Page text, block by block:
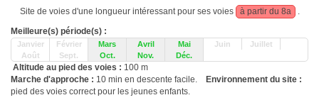
Site de voies d'une longueur intéressant pour ses voies à partir du 8a
.
Meilleure(s) période(s) :
Janvier Février Mars Avril Mai Juin
Juillet
Août
Sept. Oct. Nov. Déc.
Altitude au pied des voies : 100 m
Marche d'approche : 10 min en descente facile.
Environnement du site :
pied des voies correct pour les jeunes enfants.